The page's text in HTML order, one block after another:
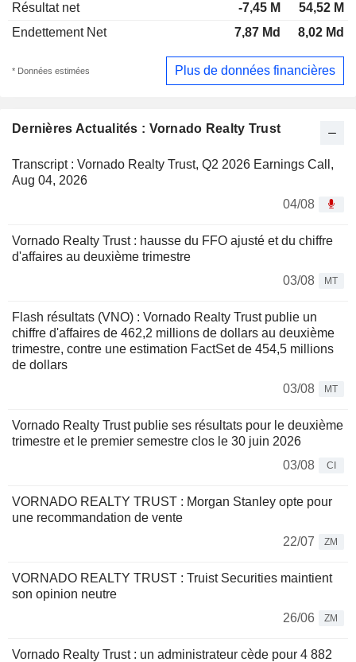
Dernières Actualités : Vornado Realty Trust
Transcript : Vornado Realty Trust, Q2 2026 Earnings Call,
Aug 04, 2026
04/08
Vornado Realty Trust : hausse du FFO ajusté et du chiffre
d'affaires au deuxième trimestre
03/08
MT
Flash résultats (VNO) : Vornado Realty Trust publie un
chiffre d'affaires de 462,2 millions de dollars au deuxième
trimestre, contre une estimation FactSet de 454,5 millions
de dollars
03/08
MT
Vornado Realty Trust publie ses résultats pour le deuxième
trimestre et le premier semestre clos le 30 juin 2026
03/08
CI
VORNADO REALTY TRUST : Morgan Stanley opte pour
une recommandation de vente
22/07
ZM
VORNADO REALTY TRUST : Truist Securities maintient
son opinion neutre
26/06
ZM
Vornado Realty Trust : un administrateur cède pour 4 882
Résultat net
-7,45 M
54,52 M
Endettement Net
7,87 Md 8,02 Md
* Données estimées Plus de données financières